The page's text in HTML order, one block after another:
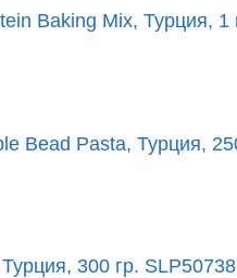
Baking Mix, Турция, 1
Bead Pasta, Турция,
300 гр.